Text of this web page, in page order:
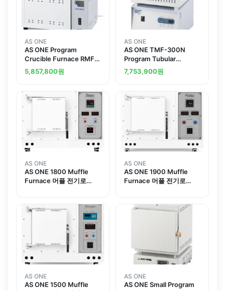
AS ONE
AS ONE Program
Crucible Furnace RMF-
100
5,857,800원
AS ONE
AS ONE TMF-300N
Program Tubular
Electric Furnaceand
others
7,753,900원
AS ONE
AS ONE 1800 Muffle
Furnace 머플 전기로
AS ONE
AS ONE 1900 Muffle
Furnace 머플 전기로
AS ONE
AS ONE 1500 Muffle
AS ONE
AS ONE Small Program